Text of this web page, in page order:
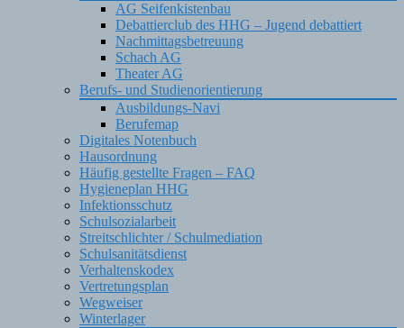
AG Seifenkistenbau
Debattierclub des HHG – Jugend debattiert
Nachmittagsbetreuung
Schach AG
Theater AG
Berufs- und Studienorientierung
Ausbildungs-Navi
Berufemap
Digitales Notenbuch
Hausordnung
Häufig gestellte Fragen – FAQ
Hygieneplan HHG
Infektionsschutz
Schulsozialarbeit
Streitschlichter / Schulmediation
Schulsanitätsdienst
Verhaltenskodex
Vertretungsplan
Wegweiser
Winterlager